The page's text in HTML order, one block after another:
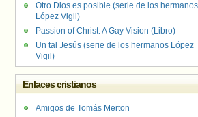
Otro Dios es posible (serie de los hermanos
López Vigil)
Passion of Christ: A Gay Vision (Libro)
Un tal Jesús (serie de los hermanos López
Vigil)
Enlaces cristianos
Amigos de Tomás Merton